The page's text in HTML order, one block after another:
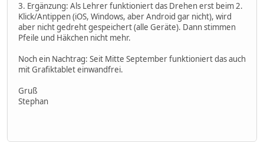
3. Ergänzung: Als Lehrer funktioniert das Drehen erst beim 2.
Klick/Antippen (iOS, Windows, aber Android gar nicht), wird
aber nicht gedreht gespeichert (alle Geräte). Dann stimmen
Pfeile und Häkchen nicht mehr.
Noch ein Nachtrag: Seit Mitte September funktioniert das auch
mit Grafiktablet einwandfrei.
Gruß
Stephan